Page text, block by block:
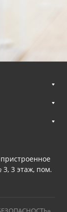
3 этаж, пом.